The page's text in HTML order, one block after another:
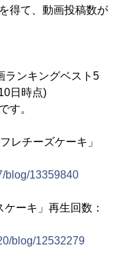
得て、動画投稿数が
ンキングベスト5
日時点)
す。
レチーズケーキ」
blog/13359840
ーキ」再生回数：
blog/12532279